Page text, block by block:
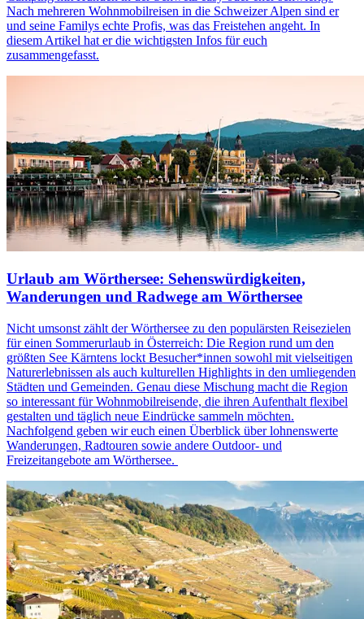
Nach mehreren Wohnmobilreisen in die Schweizer Alpen sind er
und seine Familys echte Profis, was das Freistehen angeht. In
diesem Artikel hat er die wichtigsten Infos für euch
zusammengefasst.
Urlaub am Wörthersee: Sehenswürdigkeiten,
Wanderungen und Radwege am Wörthersee
Nicht umsonst zählt der Wörthersee zu den populärsten Reisezielen
für einen Sommerurlaub in Österreich: Die Region rund um den
größten See Kärntens lockt Besucher*innen sowohl mit vielseitigen
Naturerlebnissen als auch kulturellen Highlights in den umliegenden
Städten und Gemeinden. Genau diese Mischung macht die Region
so interessant für Wohnmobilreisende, die ihren Aufenthalt flexibel
gestalten und täglich neue Eindrücke sammeln möchten.
Nachfolgend geben wir euch einen Überblick über lohnenswerte
Wanderungen, Radtouren sowie andere Outdoor- und
Freizeitangebote am Wörthersee.